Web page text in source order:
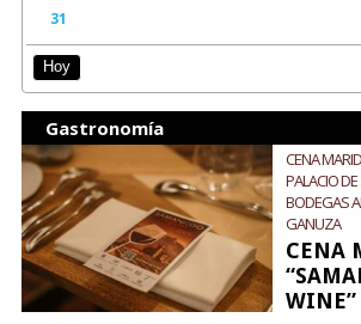
31
Hoy
Gastronomía
CENA
PALACIO
BODEGAS
GANUZA
CENA
WINE”